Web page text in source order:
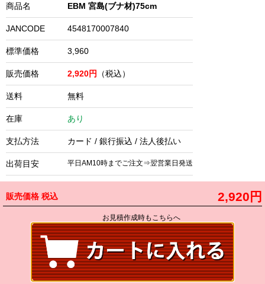
商品名 EBM 宮島(ブナ材)75cm
JANCODE 4548170007840
標準価格 3,960
販売価格 2,920円 （税込）
送料 無料
在庫 あり
支払方法 カード / 銀行振込 / 法人後払い
出荷目安 平日AM10時までご注文⇒翌営業日発送
販売価格 税込 2,920円
お見積作成時もこちらへ